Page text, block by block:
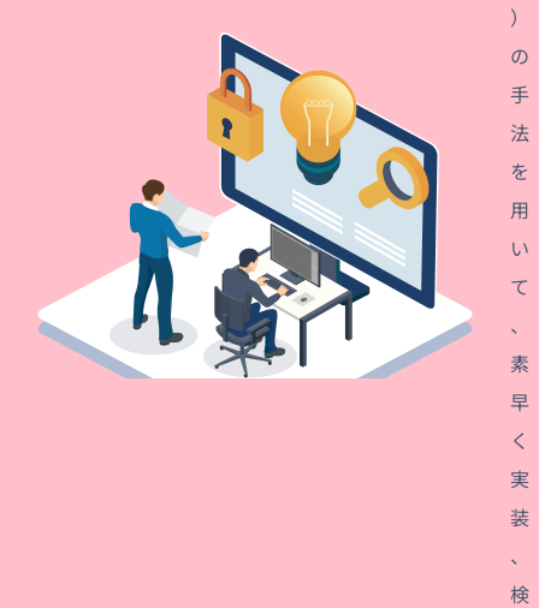
）
の
手
法
を
用
い
て
、
素
早
く
実
装
、
検